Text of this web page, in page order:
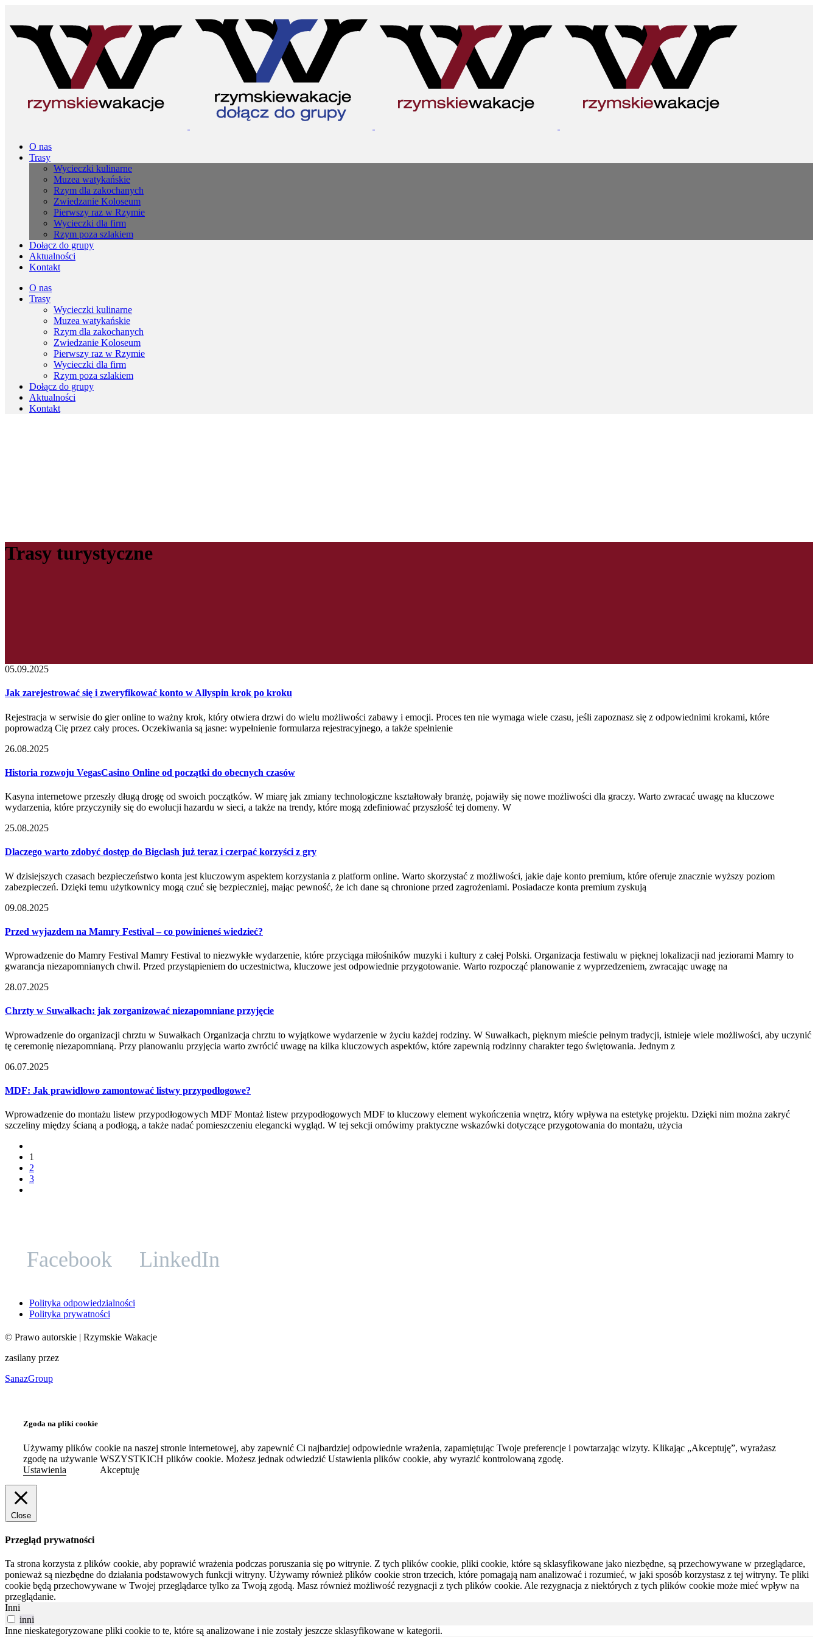
O nas
Trasy
Wycieczki kulinarne
Muzea watykańskie
Rzym dla zakochanych
Zwiedzanie Koloseum
Pierwszy raz w Rzymie
Wycieczki dla firm
Rzym poza szlakiem
Dołącz do grupy
Aktualności
Kontakt
O nas
Trasy
Wycieczki kulinarne
Muzea watykańskie
Rzym dla zakochanych
Zwiedzanie Koloseum
Pierwszy raz w Rzymie
Wycieczki dla firm
Rzym poza szlakiem
Dołącz do grupy
Aktualności
Kontakt
Trasy turystyczne
05.09.2025
Jak zarejestrować się i zweryfikować konto w Allyspin krok po kroku
Rejestracja w serwisie do gier online to ważny krok, który otwiera drzwi do wielu możliwości zabawy i emocji. Proces ten nie wymaga wiele czasu, jeśli zapoznasz się z odpowiednimi krokami, które
poprowadzą Cię przez cały proces. Oczekiwania są jasne: wypełnienie formularza rejestracyjnego, a także spełnienie
26.08.2025
Historia rozwoju VegasCasino Online od początki do obecnych czasów
Kasyna internetowe przeszły długą drogę od swoich początków. W miarę jak zmiany technologiczne kształtowały branżę, pojawiły się nowe możliwości dla graczy. Warto zwracać uwagę na kluczowe
wydarzenia, które przyczyniły się do ewolucji hazardu w sieci, a także na trendy, które mogą zdefiniować przyszłość tej domeny. W
25.08.2025
Dlaczego warto zdobyć dostęp do Bigclash już teraz i czerpać korzyści z gry
W dzisiejszych czasach bezpieczeństwo konta jest kluczowym aspektem korzystania z platform online. Warto skorzystać z możliwości, jakie daje konto premium, które oferuje znacznie wyższy poziom
zabezpieczeń. Dzięki temu użytkownicy mogą czuć się bezpieczniej, mając pewność, że ich dane są chronione przed zagrożeniami. Posiadacze konta premium zyskują
09.08.2025
Przed wyjazdem na Mamry Festival – co powinieneś wiedzieć?
Wprowadzenie do Mamry Festival Mamry Festival to niezwykłe wydarzenie, które przyciąga miłośników muzyki i kultury z całej Polski. Organizacja festiwalu w pięknej lokalizacji nad jeziorami Mamry to
gwarancja niezapomnianych chwil. Przed przystąpieniem do uczestnictwa, kluczowe jest odpowiednie przygotowanie. Warto rozpocząć planowanie z wyprzedzeniem, zwracając uwagę na
28.07.2025
Chrzty w Suwałkach: jak zorganizować niezapomniane przyjęcie
Wprowadzenie do organizacji chrztu w Suwałkach Organizacja chrztu to wyjątkowe wydarzenie w życiu każdej rodziny. W Suwałkach, pięknym mieście pełnym tradycji, istnieje wiele możliwości, aby uczynić
tę ceremonię niezapomnianą. Przy planowaniu przyjęcia warto zwrócić uwagę na kilka kluczowych aspektów, które zapewnią rodzinny charakter tego świętowania. Jednym z
06.07.2025
MDF: Jak prawidłowo zamontować listwy przypodłogowe?
Wprowadzenie do montażu listew przypodłogowych MDF Montaż listew przypodłogowych MDF to kluczowy element wykończenia wnętrz, który wpływa na estetykę projektu. Dzięki nim można zakryć
szczeliny między ścianą a podłogą, a także nadać pomieszczeniu elegancki wygląd. W tej sekcji omówimy praktyczne wskazówki dotyczące przygotowania do montażu, użycia
1
2
3
Facebook LinkedIn
Polityka odpowiedzialności
Polityka prywatności
© Prawo autorskie | Rzymskie Wakacje
zasilany przez
SanazGroup
Zgoda na pliki cookie
Używamy plików cookie na naszej stronie internetowej, aby zapewnić Ci najbardziej odpowiednie wrażenia, zapamiętując Twoje preferencje i powtarzając wizyty. Klikając „Akceptuję”, wyrażasz
zgodę na używanie WSZYSTKICH plików cookie. Możesz jednak odwiedzić Ustawienia plików cookie, aby wyrazić kontrolowaną zgodę.
Ustawienia
Akceptuję
Close
Przegląd prywatności
Ta strona korzysta z plików cookie, aby poprawić wrażenia podczas poruszania się po witrynie. Z tych plików cookie, pliki cookie, które są sklasyfikowane jako niezbędne, są przechowywane w przeglądarce,
ponieważ są niezbędne do działania podstawowych funkcji witryny. Używamy również plików cookie stron trzecich, które pomagają nam analizować i rozumieć, w jaki sposób korzystasz z tej witryny. Te pliki
cookie będą przechowywane w Twojej przeglądarce tylko za Twoją zgodą. Masz również możliwość rezygnacji z tych plików cookie. Ale rezygnacja z niektórych z tych plików cookie może mieć wpływ na
przeglądanie.
Inni
inni
Inne nieskategoryzowane pliki cookie to te, które są analizowane i nie zostały jeszcze sklasyfikowane w kategorii.